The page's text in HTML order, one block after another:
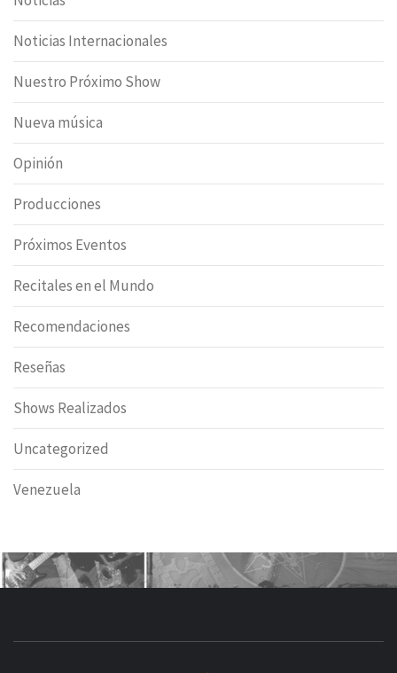
Noticias Internacionales
Nuestro Próximo Show
Nueva música
Opinión
Producciones
Próximos Eventos
Recitales en el Mundo
Recomendaciones
Reseñas
Shows Realizados
Uncategorized
Venezuela